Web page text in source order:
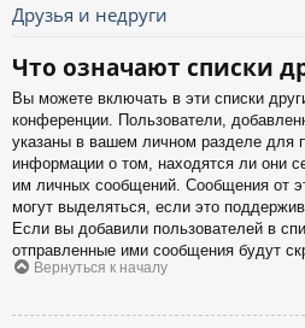
Друзья и недруги
Что означают списки
Вы можете включать в эти списки
конференции. Пользователи,
указаны в вашем личном разделе для
информации о том, находятся ли они
им личных сообщений. Сообщения от
могут выделяться, если это
Если вы добавили пользователей в
отправленные ими сообщения будут
Вернуться к началу